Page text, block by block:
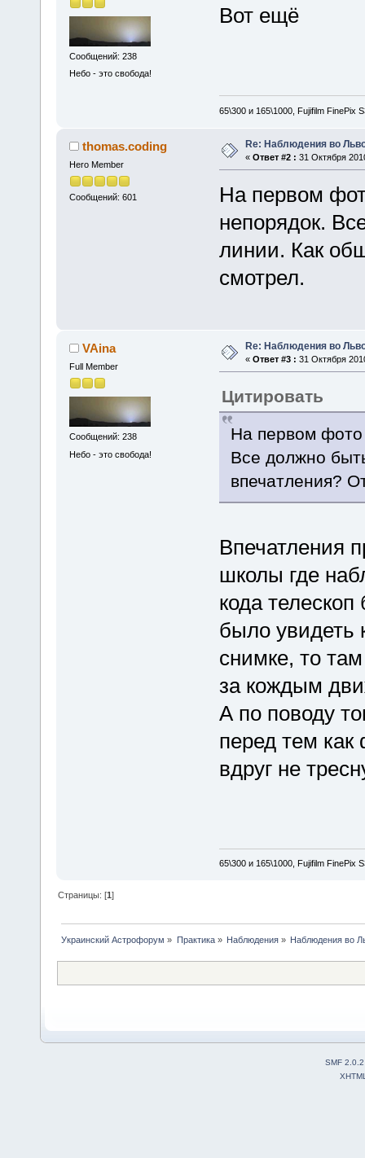
Сообщений: 238
Небо - это свобода!
Вот ещё
65\300 и 165\1000, Fujifilm FinePix
thomas.coding
Hero Member
Сообщений: 601
Re: Наблюдения во
« Ответ #2 : 31 Октября
На первом
непорядок.
линии. Как
смотрел.
VAina
Full Member
Сообщений: 238
Небо - это свобода!
Re: Наблюдения во
« Ответ #3 : 31 Октября
Цитировать
На первом фото
Все должно
впечатления?
Впечатления
школы где
кода
было увидеть
снимке, то
за кождым
А по поводу
перед тем как
вдруг не
65\300 и 165\1000, Fujifilm FinePix
Страницы: [1]
Украинский Астрофорум » Практика» Наблюдения» Наблюдения во
SMF 2.0.2